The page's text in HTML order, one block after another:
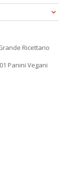
Ricettario
Panini Vegani